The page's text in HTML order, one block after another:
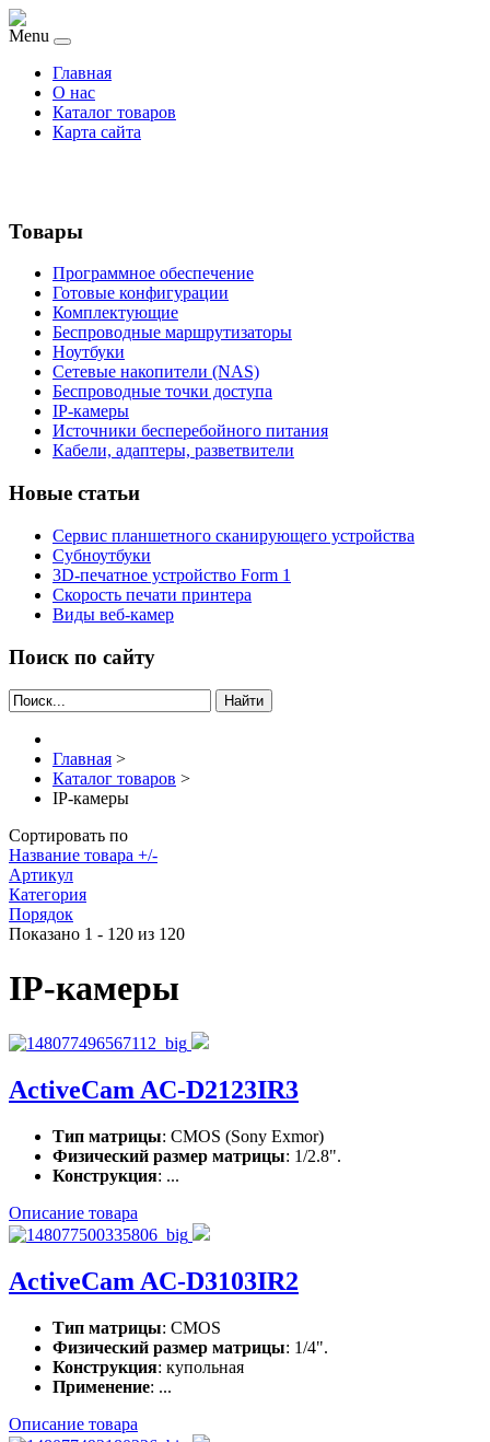
Menu
Главная
О нас
Каталог товаров
Карта сайта
Товары
Программное обеспечение
Готовые конфигурации
Комплектующие
Беспроводные маршрутизаторы
Ноутбуки
Сетевые накопители (NAS)
Беспроводные точки доступа
IP-камеры
Источники бесперебойного питания
Кабели, адаптеры, разветвители
Новые статьи
Сервис планшетного сканирующего устройства
Субноутбуки
3D-печатное устройство Form 1
Скорость печати принтера
Виды веб-камер
Поиск по сайту
Найти
Главная >
Каталог товаров >
IP-камеры
Сортировать по
Название товара +/-
Артикул
Категория
Порядок
Показано 1 - 120 из 120
IP-камеры
ActiveCam AC-D2123IR3
Тип матрицы: CMOS (Sony Exmor)
Физический размер матрицы: 1/2.8".
Конструкция: ...
Описание товара
ActiveCam AC-D3103IR2
Тип матрицы: CMOS
Физический размер матрицы: 1/4".
Конструкция: купольная
Применение: ...
Описание товара